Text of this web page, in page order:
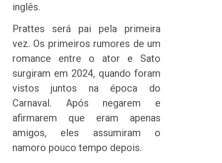
inglês.
Prattes será pai pela primeira
vez. Os primeiros rumores de um
romance entre o ator e Sato
surgiram em 2024, quando foram
vistos juntos na época do
Carnaval. Após negarem e
afirmarem que eram apenas
amigos, eles assumiram o
namoro pouco tempo depois.